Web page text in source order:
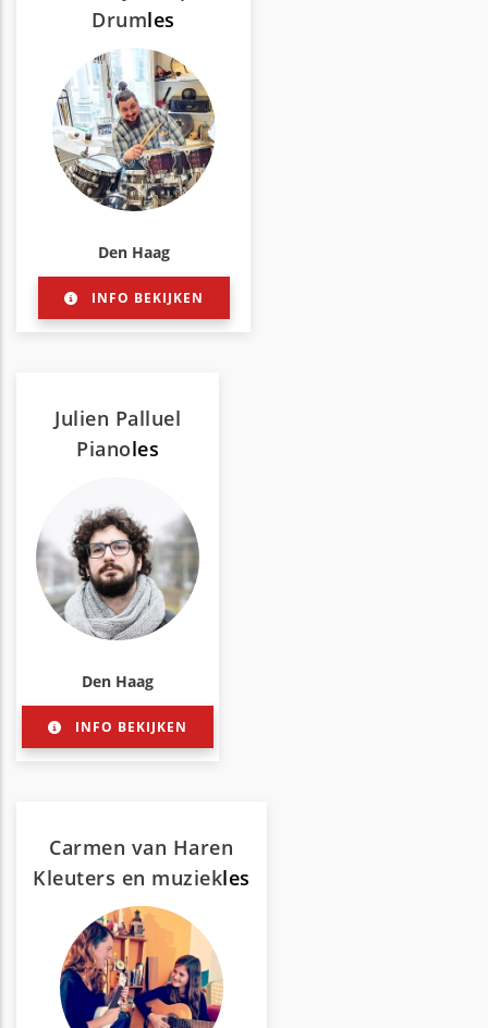
Drumles
Den Haag
INFO BEKIJKEN
Julien Palluel
Pianoles
Den Haag
INFO BEKIJKEN
Carmen van Haren
Kleuters en muziekles